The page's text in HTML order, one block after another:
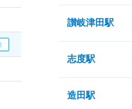
讃岐津田駅
志度駅
造田駅